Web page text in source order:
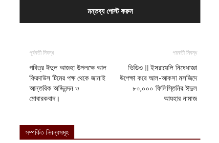
পূর্ববর্তী নিবন্ধ
পবিত্র ঈদুল আজহা উপলক্ষে আল
ফিরদাউস টিমের পক্ষ থেকে জানাই
আন্তরিক অভিনন্দন ও
মোবারকবাদ।
পরবর্তী নিবন্ধ
ভিডিও || ইসরায়েলি নিষেধাজ্ঞা
উপেক্ষা করে আল-আকসা মসজিদে
৮০,০০০ ফিলিস্তিনির ঈদুল
আযহার নামাজ
সম্পর্কিত নিবন্ধসমূহ